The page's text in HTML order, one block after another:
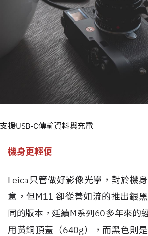
支援USB-C傳輸資料與充電
機身更輕便
Leica只管做好影像光學，對於機
意，但M11 卻從善如流的推出銀
同的版本，延續M系列60多年來的
用黃銅頂蓋（640g），而黑色則